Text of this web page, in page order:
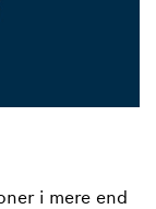
i mere end